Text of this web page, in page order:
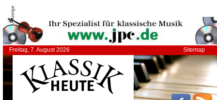
Anzeige
Freitag, 7. August 2026 Sitemap